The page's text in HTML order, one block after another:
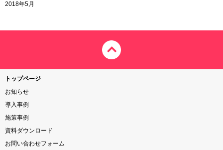
2018年5月
トップページ
お知らせ
導入事例
施策事例
資料ダウンロード
お問い合わせフォーム